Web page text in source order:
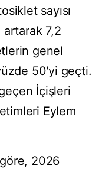
sayısı
artarak 7,2
genel
50'yi geçti.
İçişleri
Eylem
2026